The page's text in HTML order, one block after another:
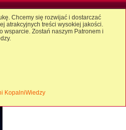
Chcemy się rozwijać i dostarczać
atrakcyjnych treści wysokiej jakości.
wsparcie. Zostań naszym Patronem i
KopalniWiedzy